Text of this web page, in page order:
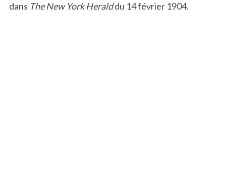
dans The New York Heralddu 14 février 1904.